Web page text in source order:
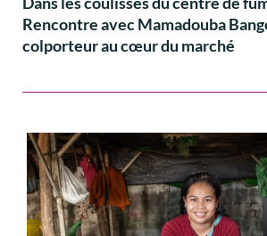
Rencontre avec Mamadouba
colporteur au cœur du marché